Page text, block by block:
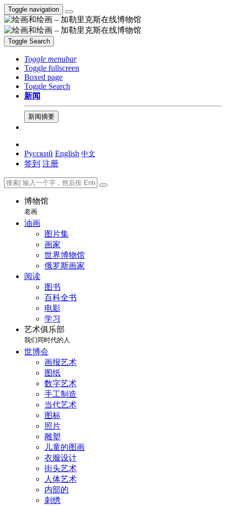
Toggle navigation
Toggle Search
Toggle menubar
Toggle fullscreen
Boxed page
Toggle Search
新闻
新闻摘要
Русский English 中文
签到 注册
博物馆
老画
油画
图片集
画家
世界博物馆
俄罗斯画家
阅读
图书
百科全书
电影
学习
艺术俱乐部
我们同时代的人
世博会
画报艺术
图纸
数字艺术
手工制造
当代艺术
图标
照片
雕塑
儿童的图画
衣服设计
街头艺术
人体艺术
内部的
刺绣